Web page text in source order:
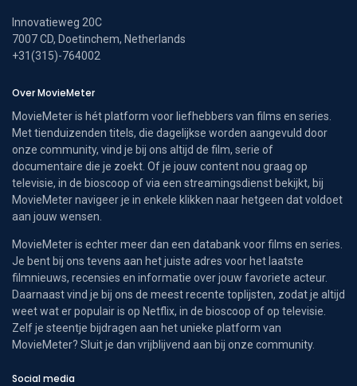
Innovatieweg 20C
7007 CD, Doetinchem, Netherlands
+31(315)-764002
Over MovieMeter
MovieMeter is hét platform voor liefhebbers van films en series.
Met tienduizenden titels, die dagelijkse worden aangevuld door
onze community, vind je bij ons altijd de film, serie of
documentaire die je zoekt. Of je jouw content nou graag op
televisie, in de bioscoop of via een streamingsdienst bekijkt, bij
MovieMeter navigeer je in enkele klikken naar hetgeen dat voldoet
aan jouw wensen.
MovieMeter is echter meer dan een databank voor films en series.
Je bent bij ons tevens aan het juiste adres voor het laatste
filmnieuws, recensies en informatie over jouw favoriete acteur.
Daarnaast vind je bij ons de meest recente toplijsten, zodat je altijd
weet wat er populair is op Netflix, in de bioscoop of op televisie.
Zelf je steentje bijdragen aan het unieke platform van
MovieMeter? Sluit je dan vrijblijvend aan bij onze community.
Social media